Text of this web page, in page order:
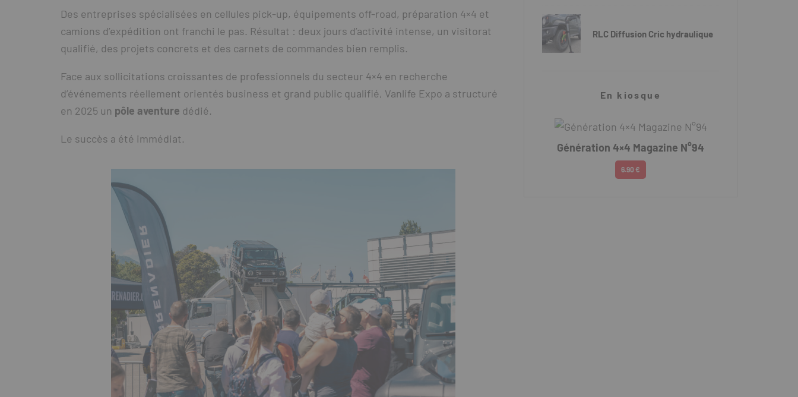
Des entreprises spécialisées en cellules pick-up, équipements off-road, préparation 4×4 et
camions d’expédition ont franchi le pas. Résultat : deux jours d’activité intense, un visitorat
qualifié, des projets concrets et des carnets de commandes bien remplis.
Face aux sollicitations croissantes de professionnels du secteur 4×4 en recherche
d’événements réellement orientés business et grand public qualifié, Vanlife Expo a structuré
en 2025 un pôle aventure dédié.
Le succès a été immédiat.
RLC Diffusion Cric hydraulique
En kiosque
Génération 4×4 Magazine N°94
6.90 €